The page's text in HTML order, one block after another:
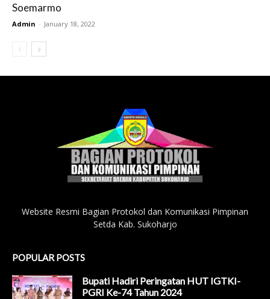
Soemarmo
Admin - January 18, 2022
Website Resmi Bagian Protokol dan Komunikasi Pimpinan
Setda Kab. Sukoharjo
POPULAR POSTS
Bupati Hadiri Peringatan HUT IGTKI-
PGRI Ke-74 Tahun 2024